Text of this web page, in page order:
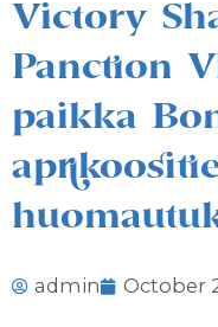
Victory
Panction
paikka
admin October